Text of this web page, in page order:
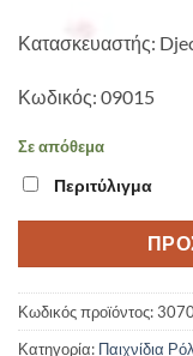
Κατασκευαστής:
Κωδικός: 09015
Σε απόθεμα
Περιτύλιγμα
Κωδικός προϊόντος:
Κατηγορία: Παιχνίδια